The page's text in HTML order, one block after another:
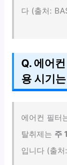
다 (출처:
Q. 에어
용 시기
에어컨 필터
탈취제는 주
입니다 (출